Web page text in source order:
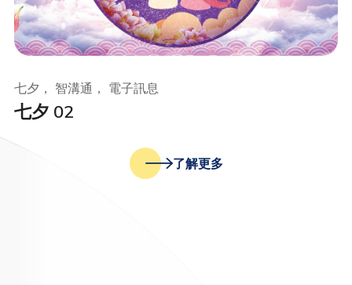
七夕 02
七夕， 智溝通， 電子訊息
了解更多